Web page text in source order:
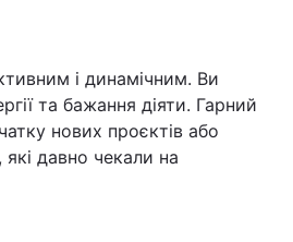
і динамічним. Ви
та бажання діяти. Гарний
нових проєктів або
давно чекали на